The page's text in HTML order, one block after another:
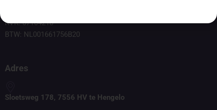
KVK: 67164218
BTW: NL001661756B20
Adres
Sloetsweg 178, 7556 HV te Hengelo